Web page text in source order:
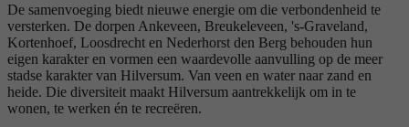
De samenvoeging biedt nieuwe energie om die verbondenheid te
versterken. De dorpen Ankeveen, Breukeleveen, 's-Graveland,
Kortenhoef, Loosdrecht en Nederhorst den Berg behouden hun
eigen karakter en vormen een waardevolle aanvulling op de meer
stadse karakter van Hilversum. Van veen en water naar zand en
heide. Die diversiteit maakt Hilversum aantrekkelijk om in te
wonen, te werken én te recreëren.